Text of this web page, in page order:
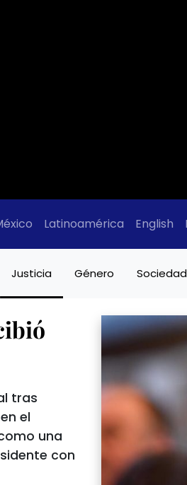
Latinoamérica English
Justicia Género Sociedad
tras
el
una
con